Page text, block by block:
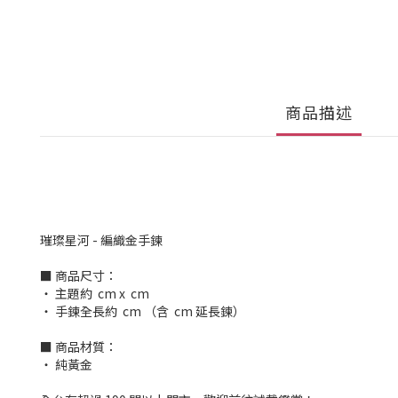
商品描述
璀璨星河 - 編織金手鍊
■ 商品尺寸：
‧ 主題約 cm x cm
‧ 手鍊全長約 cm （含 cm 延長鍊）
■ 商品材質：
‧ 純黃金